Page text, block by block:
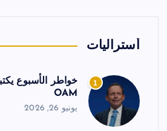
أستراليات
1
خواطر الأسبوع
OAM
يونيو 26, 2026